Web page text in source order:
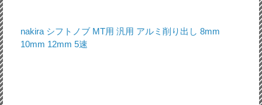
nakira シフトノブ MT用 汎用 アルミ削り出し 8mm
10mm 12mm 5速